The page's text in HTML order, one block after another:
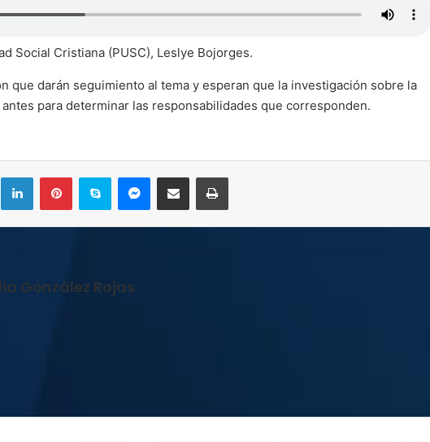
Social Cristiana (PUSC), Leslye Bojorges.
que darán seguimiento al tema y esperan que la investigación sobre la
para determinar las responsabilidades que corresponden.
LinkedInPinterestSkype MessengerCompartir por correo electrónicoImprimir
González Rojas